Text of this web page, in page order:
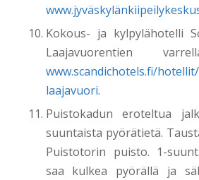
Kokous- ja kylpylähotelli
Laajavuorentien
www.scandichotels.fi/
laajavuori.
Puistokadun eroteltua
suuntaista pyörätietä.
Puistotorin puisto. 1-
saa kulkea pyörällä ja